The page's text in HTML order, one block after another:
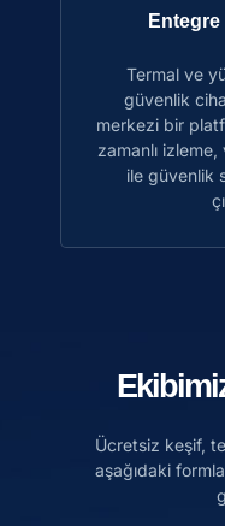
Termal ve
güvenlik
merkezi bir
zamanlı
ile güvenlik
Ücretsiz keşif,
aşağıdaki